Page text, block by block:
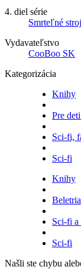
4. diel série
Smrteľné
Vydavateľstvo
CooBoo SK
Kategorizácia
Knihy
Pre
Sci-fi,
Sci-fi
Knihy
Beletria
Sci-fi a
Sci-fi
Našli ste chybu